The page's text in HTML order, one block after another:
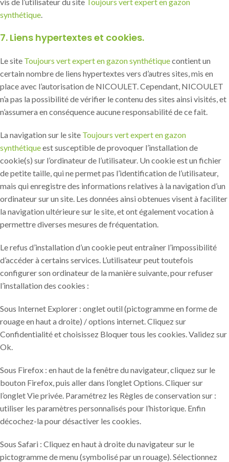
synthétique.
7. Liens hypertextes et cookies.
Le site Toujours vert expert en gazon synthétiquecontient un
certain nombre de liens hypertextes vers d’autres sites, mis en
place avec l’autorisation de NICOULET. Cependant, NICOULET
n’a pas la possibilité de vérifier le contenu des sites ainsi visités, et
n’assumera en conséquence aucune responsabilité de ce fait.
La navigation sur le site Toujours vert expert en gazon
synthétiqueest susceptible de provoquer l’installation de
cookie(s) sur l’ordinateur de l’utilisateur. Un cookie est un fichier
de petite taille, qui ne permet pas l’identification de l’utilisateur,
mais qui enregistre des informations relatives à la navigation d’un
ordinateur sur un site. Les données ainsi obtenues visent à faciliter
la navigation ultérieure sur le site, et ont également vocation à
permettre diverses mesures de fréquentation.
Le refus d’installation d’un cookie peut entraîner l’impossibilité
d’accéder à certains services. L’utilisateur peut toutefois
configurer son ordinateur de la manière suivante, pour refuser
l’installation des cookies :
Sous Internet Explorer : onglet outil (pictogramme en forme de
rouage en haut a droite) / options internet. Cliquez sur
Confidentialité et choisissez Bloquer tous les cookies. Validez sur
Ok.
Sous Firefox : en haut de la fenêtre du navigateur, cliquez sur le
bouton Firefox, puis aller dans l’onglet Options. Cliquer sur
l’onglet Vie privée. Paramétrez les Règles de conservation sur :
utiliser les paramètres personnalisés pour l’historique. Enfin
décochez-la pour désactiver les cookies.
Sous Safari : Cliquez en haut à droite du navigateur sur le
pictogramme de menu (symbolisé par un rouage). Sélectionnez